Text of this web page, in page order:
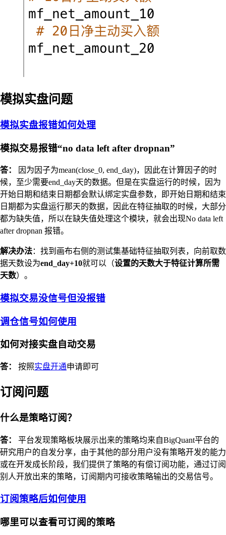
模拟实盘问题
模拟实盘报错如何处理
模拟交易报错“no data left after dropnan”
答：
因为因子为mean(close_0, end_day)，因此在计算因子的时
候，至少需要end_day天的数据。但是在实盘运行的时候，因为
开始日期和结束日期都会默认绑定实盘参数，即开始日期和结束
日期都为实盘运行那天的数据，因此在特征抽取的时候，大部分
都为缺失值，所以在缺失值处理这个模块，就会出现No data left
after dropnan 报错。
解决办法：找到画布右侧的测试集基础特征抽取列表，向前取数
据天数设为end_day+10就可以（设置的天数大于特征计算所需
天数）。
模拟交易没信号但没报错
调仓信号如何使用
如何对接实盘自动交易
答： 按照实盘开通申请即可
订阅问题
什么是策略订阅？
答：
平台发现策略板块展示出来的策略均来自BigQuant平台的
研究用户的自发分享，由于其他的部分用户没有策略开发的能力
或在开发成长阶段，我们提供了策略的有偿订阅功能，通过订阅
别人开放出来的策略，订阅期内可接收策略输出的交易信号。
订阅策略后如何使用
哪里可以查看可订阅的策略